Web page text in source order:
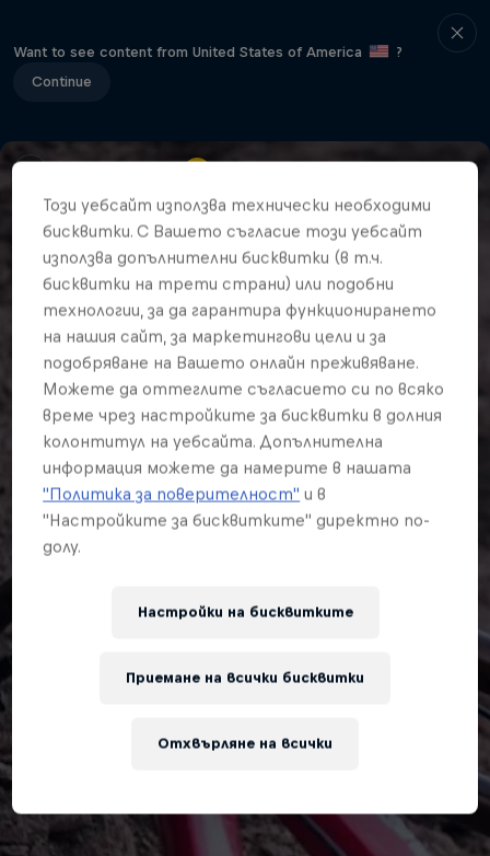
Want to see content from United States of America
?
Continue
Този уебсайт използва технически необходими
бисквитки. С Вашето съгласие този уебсайт
използва допълнителни бисквитки (в т.ч.
бисквитки на трети страни) или подобни
технологии, за да гарантира функционирането
на нашия сайт, за маркетингови цели и за
подобряване на Вашето онлайн преживяване.
Можете да оттеглите съгласието си по всяко
време чрез настройките за бисквитки в долния
колонтитул на уебсайта. Допълнителна
информация можете да намерите в нашата
"Политика за поверителност" и в
"Настройките за бисквитките" директно по-
долу.
Настройки на бисквитките
Отхвърляне на всички
Приемане на всички бисквитки